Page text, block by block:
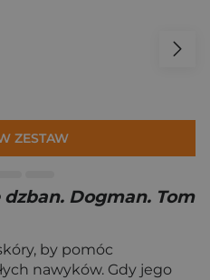
ZESTAW
Dogman. Tom
by pomóc
nawyków. Gdy jego